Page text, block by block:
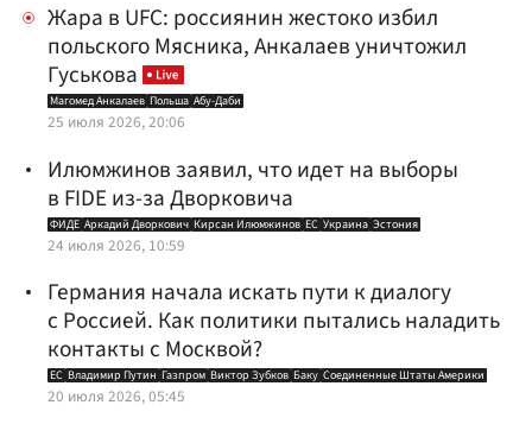
Жара в UFC: россиянин жестоко избил
польского Мясника, Анкалаев уничтожил
Гуськова
Магомед Анкалаев Польша Абу-Даби
25 июля 2026, 20:06
Илюмжинов заявил, что идет на выборы
в FIDE из-за Дворковича
ФИДЕ Аркадий Дворкович Кирсан Илюмжинов ЕС Украина Эстония
24 июля 2026, 10:59
Германия начала искать пути к диалогу
с Россией. Как политики пытались наладить
контакты с Москвой?
ЕС Владимир Путин Газпром Виктор Зубков Баку Соединенные Штаты Америки
20 июля 2026, 05:45